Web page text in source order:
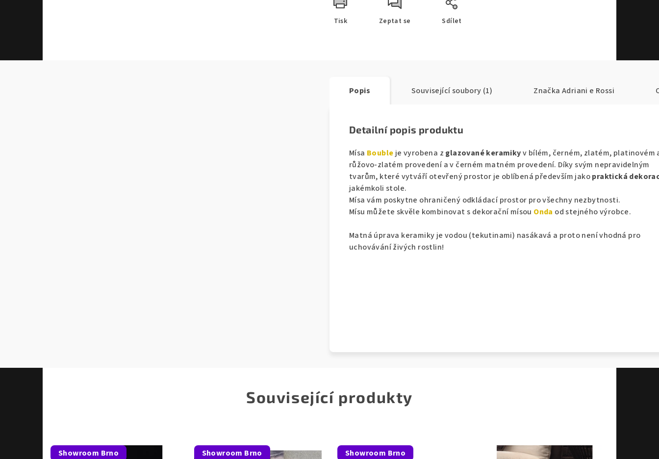
Tisk Zeptat se Sdílet
Popis Související soubory (1) Značka Adriani e Rossi
Detailní popis produktu
Mísa Bouble je vyrobena z glazované keramikyv bílém, černém, zlatém, platinovém
růžovo-zlatém provedení a v černém matném provedení. Díky svým nepravidelným
tvarům, které vytváří otevřený prostor je oblíbená především jakopraktická
jakémkoli stole.
Mísa vám poskytne ohraničený odkládací prostor pro všechny nezbytnosti.
Mísu můžete skvěle kombinovat s dekorační mísou Onda od stejného výrobce.
Matná úprava keramiky je vodou (tekutinami) nasákavá a proto není vhodná pro
uchovávání živých rostlin!
Související produkty
Showroom Brno Showroom Brno Showroom Brno